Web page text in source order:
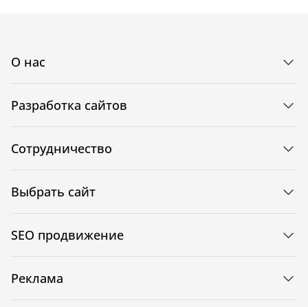
О нас
Разработка сайтов
Сотрудничество
Выбрать сайт
SEO продвижение
Реклама